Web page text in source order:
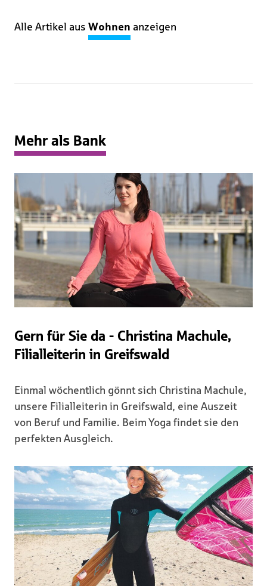
Alle Artikel aus Wohnen anzeigen
Mehr als Bank
Gern für Sie da - Christina Machule,
Filialleiterin in Greifswald
Einmal wöchentlich gönnt sich Christina Machule,
unsere Filialleiterin in Greifswald, eine Auszeit
von Beruf und Familie. Beim Yoga findet sie den
perfekten Ausgleich.